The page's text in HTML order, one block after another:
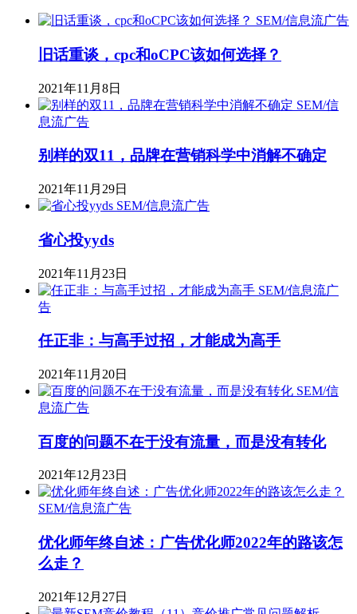
SEM/信息流广告
旧话重谈，cpc和oCPC该如何选择？
2021年11月8日
SEM/信
息流广告
别样的双11，品牌在营销科学中消解不确定
2021年11月29日
SEM/信息流广告
省心投yyds
2021年11月23日
SEM/信息流广
告
任正非：与高手过招，才能成为高手
2021年11月20日
SEM/信
息流广告
百度的问题不在于没有流量，而是没有转化
2021年12月23日
SEM/信息流广告
优化师年终自述：广告优化师2022年的路该怎
么走？
2021年12月27日